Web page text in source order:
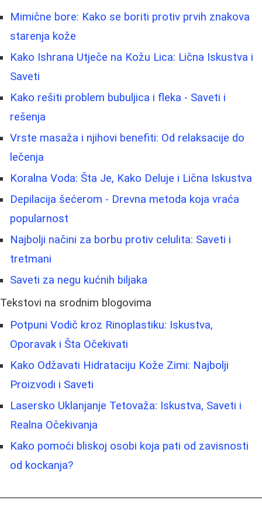
Mimične bore: Kako se boriti protiv prvih znakova
starenja kože
Kako Ishrana Utječe na Kožu Lica: Lična Iskustva i
Saveti
Kako rešiti problem bubuljica i fleka - Saveti i
rešenja
Vrste masaža i njihovi benefiti: Od relaksacije do
lečenja
Koralna Voda: Šta Je, Kako Deluje i Lična Iskustva
Depilacija šećerom - Drevna metoda koja vraća
popularnost
Najbolji načini za borbu protiv celulita: Saveti i
tretmani
Saveti za negu kućnih biljaka
Tekstovi na srodnim blogovima
Potpuni Vodič kroz Rinoplastiku: Iskustva,
Oporavak i Šta Očekivati
Kako Odžavati Hidrataciju Kože Zimi: Najbolji
Proizvodi i Saveti
Lasersko Uklanjanje Tetovaža: Iskustva, Saveti i
Realna Očekivanja
Kako pomoći bliskoj osobi koja pati od zavisnosti
od kockanja?